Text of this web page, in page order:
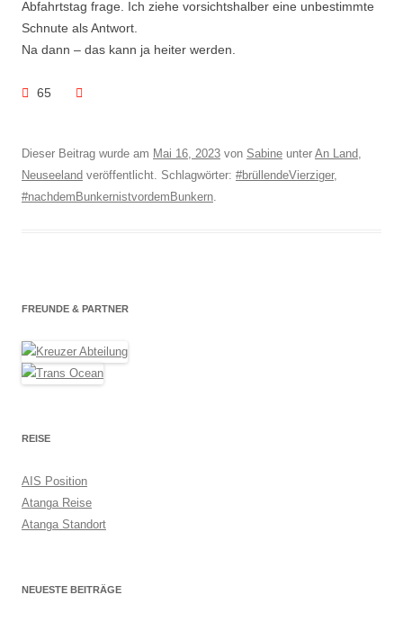
Abfahrtstag frage. Ich ziehe vorsichtshalber eine unbestimmte
Schnute als Antwort.
Na dann – das kann ja heiter werden.
65
Dieser Beitrag wurde am Mai 16, 2023 von Sabine unter An Land,
Neuseeland veröffentlicht. Schlagwörter: #brüllendeVierziger,
#nachdemBunkernistvordemBunkern.
FREUNDE & PARTNER
REISE
AIS Position
Atanga Reise
Atanga Standort
NEUESTE BEITRÄGE